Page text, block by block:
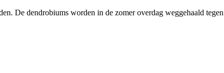
De dendrobiums worden in de zomer overdag weggehaald